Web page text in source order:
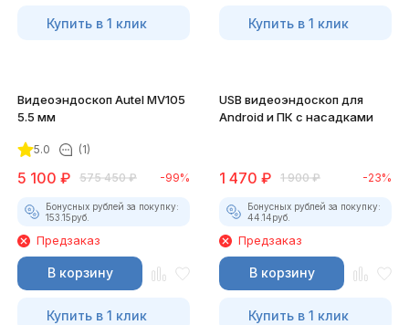
Купить в 1 клик Купить в 1 клик
Видеоэндоскоп Autel MV105
5.5 мм
5.0 (1)
5 100 ₽ 575 450 ₽ -99%
Бонусных рублей за покупку:
153.15руб.
Предзаказ
В корзину
Купить в 1 клик
USB видеоэндоскоп для
Android и ПК с насадками
1 470 ₽ 1 900 ₽ -23%
Бонусных рублей за покупку:
44.14руб.
Предзаказ
В корзину
Купить в 1 клик